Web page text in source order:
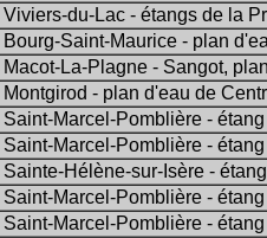
Viviers-du-Lac - étangs de la
Bourg-Saint-Maurice - plan
Macot-La-Plagne - Sangot,
Montgirod - plan d'eau de
Saint-Marcel-Pomblière -
Saint-Marcel-Pomblière -
Sainte-Hélène-sur-Isère -
Saint-Marcel-Pomblière -
Saint-Marcel-Pomblière -